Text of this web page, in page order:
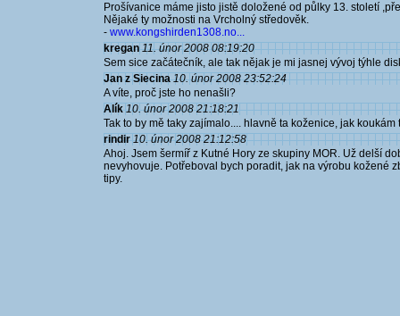
Prošívanice máme jisto jistě doložené od půlky 13. století
Nějaké ty možnosti na Vrcholný středověk.
- www.kongshirden1308.no...
kregan 11. únor 2008 08:19:20
Sem sice začátečník, ale tak nějak je mi jasnej vývoj týhle
Jan z Siecina 10. únor 2008 23:52:24
A víte, proč jste ho nenašli?
Alík 10. únor 2008 21:18:21
Tak to by mě taky zajímalo.... hlavně ta koženice, jak
rindir 10. únor 2008 21:12:58
Ahoj. Jsem šermíř z Kutné Hory ze skupiny MOR. Už delší
nevyhovuje. Potřeboval bych poradit, jak na výrobu kožené
tipy.